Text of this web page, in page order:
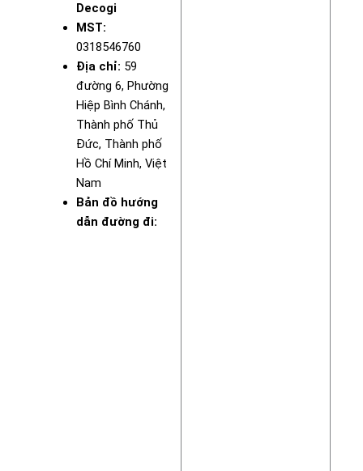
Decogi
MST:
0318546760
Địa chỉ: 59
đường 6, Phường
Hiệp Bình Chánh,
Thành phố Thủ
Đức, Thành phố
Hồ Chí Minh, Việt
Nam
Bản đồ hướng
dẫn đường đi: